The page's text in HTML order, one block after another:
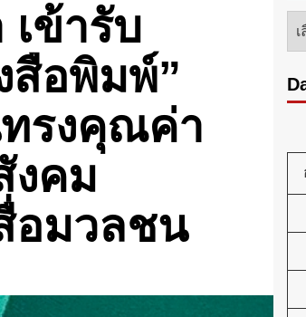
ข้ารับ
สือพิมพ์”
ทรงคุณค่า
งคม
อมวลชน
ห